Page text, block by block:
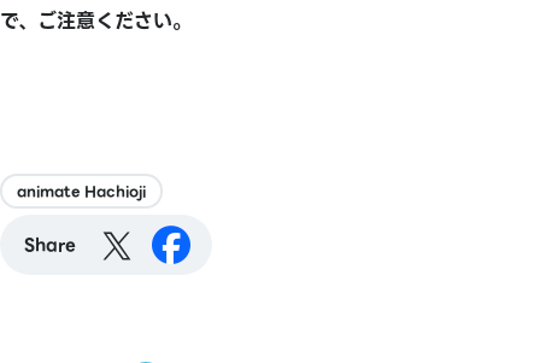
で、ご注意ください。
animate Hachioji
Share